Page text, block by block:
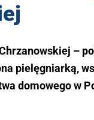
–
pielęgniarką,
domowego w